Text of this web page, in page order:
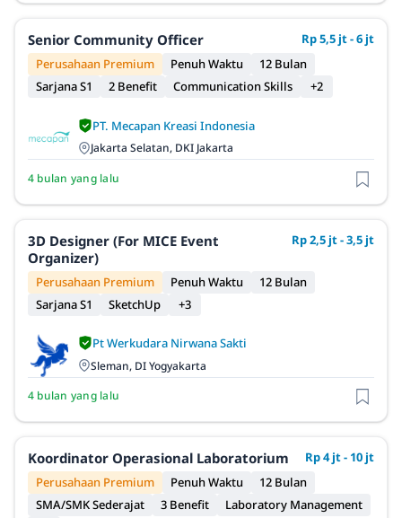
Senior Community Officer
Rp 5,5 jt - 6 jt
Perusahaan Premium
Penuh Waktu
12 Bulan
Sarjana S1
2 Benefit Communication Skills +2
PT. Mecapan Kreasi Indonesia
Jakarta Selatan, DKI Jakarta
4 bulan yang lalu
3D Designer (For MICE Event
Organizer)
Rp 2,5 jt - 3,5 jt
Perusahaan Premium Penuh Waktu
12 Bulan
Sarjana S1
SketchUp +3
Pt Werkudara Nirwana Sakti
Sleman, DI Yogyakarta
4 bulan yang lalu
Koordinator Operasional Laboratorium
Rp 4 jt - 10 jt
Perusahaan Premium
Penuh Waktu
12 Bulan
SMA/SMK Sederajat
3 Benefit
Laboratory Management